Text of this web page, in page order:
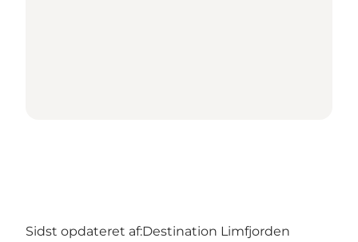
Sidst opdateret af:Destination Limfjorden